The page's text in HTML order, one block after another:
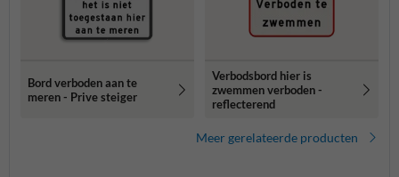
Bord verboden aan te
meren - Prive steiger
Verbodsbord hier is
zwemmen verboden -
reflecterend
Meer gerelateerde producten